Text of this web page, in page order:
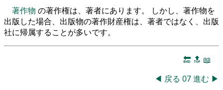
著作物 の著作権は、著者にあります。 しかし、著作物を
出版した場合、出版物の著作財産権は、著者ではなく、出版
社に帰属することが多いです。
🔚 🔝 📖
◀ 戻る 07進む ▶